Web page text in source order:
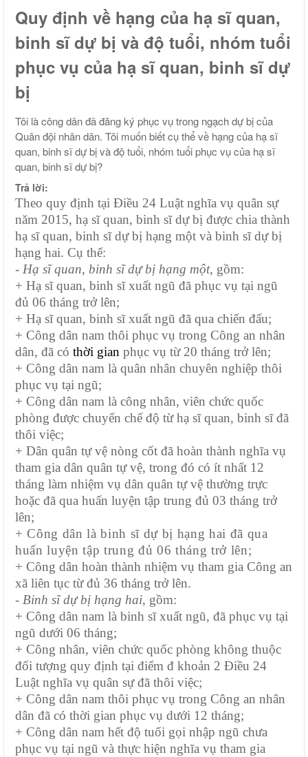
Quy định về hạng của hạ sĩ quan,
binh sĩ dự bị và độ tuổi, nhóm tuổi
phục vụ của hạ sĩ quan, binh sĩ dự
bị
Tôi là công dân đã đăng ký phục vụ trong ngạch dự bị của
Quân đội nhân dân. Tôi muốn biết cụ thể về hạng của hạ sĩ
quan, binh sĩ dự bị và độ tuổi, nhóm tuổi phục vụ của hạ sĩ
quan, binh sĩ dự bị?
Trả lời:
Theo quy định tại Điều 24 Luật nghĩa vụ quân sự
năm 2015, hạ sĩ quan, binh sĩ dự bị được chia thành
hạ sĩ quan, binh sĩ dự bị hạng một và binh sĩ dự bị
hạng hai. Cụ thể:
- Hạ sĩ quan, binh sĩ dự bị hạng một, gồm:
+ Hạ sĩ quan, binh sĩ xuất ngũ đã phục vụ tại ngũ
đủ 06 tháng trở lên;
+ Hạ sĩ quan, binh sĩ xuất ngũ đã qua chiến đấu;
+ Công dân nam thôi phục vụ trong Công an nhân
dân, đã có thời gian phục vụ từ 20 tháng trở lên;
+ Công dân nam là quân nhân chuyên nghiệp thôi
phục vụ tại ngũ;
+ Công dân nam là công nhân, viên chức quốc
phòng được chuyển chế độ từ hạ sĩ quan, binh sĩ đã
thôi việc;
+ Dân quân tự vệ nòng cốt đã hoàn thành nghĩa vụ
tham gia dân quân tự vệ, trong đó có ít nhất 12
tháng làm nhiệm vụ dân quân tự vệ thường trực
hoặc đã qua huấn luyện tập trung đủ 03 tháng trở
lên;
+ Công dân là binh sĩ dự bị hạng hai đã qua
huấn luyện tập trung đủ 06 tháng trở lên;
+ Công dân hoàn thành nhiệm vụ tham gia Công an
xã liên tục từ đủ 36 tháng trở lên.
- Binh sĩ dự bị hạng hai, gồm:
+ Công dân nam là binh sĩ xuất ngũ, đã phục vụ tại
ngũ dưới 06 tháng;
+ Công nhân, viên chức quốc phòng không thuộc
đối tượng quy định tại điểm đ khoản 2 Điều 24
Luật nghĩa vụ quân sự đã thôi việc;
+ Công dân nam thôi phục vụ trong Công an nhân
dân đã có thời gian phục vụ dưới 12 tháng;
+ Công dân nam hết độ tuổi gọi nhập ngũ chưa
phục vụ tại ngũ và thực hiện nghĩa vụ tham gia